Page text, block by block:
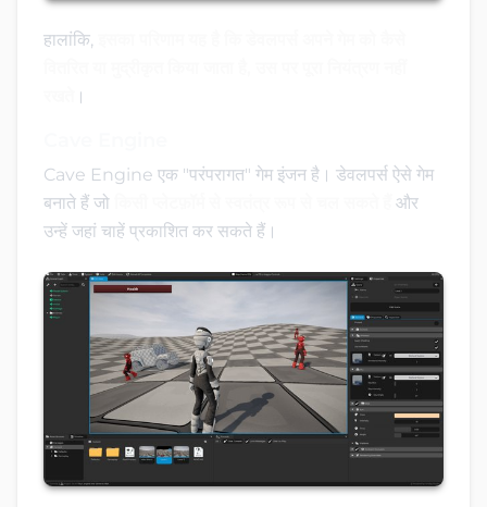
हालांकि,
।
Cave Engine एक "परंपरागत" गेम इंजन है। डेवलपर्स ऐसे गेम
बनाते हैं जो
और
उन्हें जहां चाहें प्रकाशित कर सकते हैं।